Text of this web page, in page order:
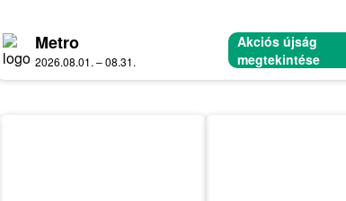
Metro
2026.08.01. – 08.31.
Akciós újság
megtekintése